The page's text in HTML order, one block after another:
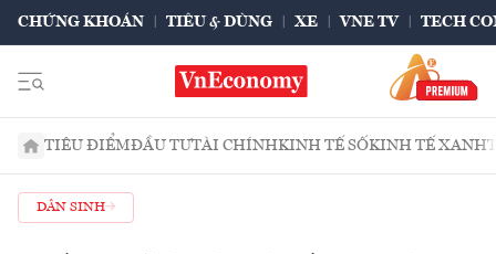
CHỨNG KHOÁN TIÊU & DÙNG XE VNE TV TECH
TIÊU ĐIỂMĐẦU TƯTÀI CHÍNHKINH TẾ SỐKINH TẾ XANH
DÂN SINH